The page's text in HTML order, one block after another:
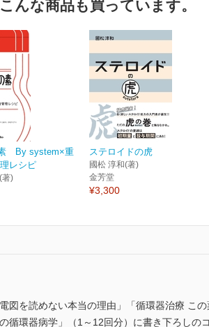
んな商品も買っています。
素 By system×重
レシピ
著)
ステロイドの虎
國松 淳和(著)
金芳堂
¥3,300
図を読めない本当の理由」「循環器治療 こ
循環器病学」（1～12回分）に書き下ろしの